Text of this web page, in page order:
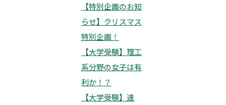
【特別企画のお知
らせ】クリスマス
特別企画！
【大学受験】理工
系分野の女子は有
利か！？
【大学受験】速